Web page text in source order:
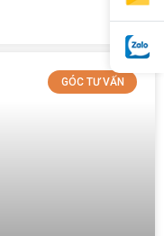
GÓC TƯ VẤN